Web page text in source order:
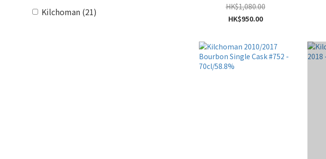
Kilchoman (21)
HK$1,080.00
HK$950.00